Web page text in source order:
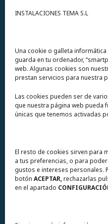
INSTALACIONES TEMA S.L
Una cookie o galleta
guarda en tu ordenador,
web. Algunas cookies son
prestan servicios para nuestra
Las cookies pueden ser de
que nuestra página web pueda
únicas que tenemos activadas
El resto de cookies sirven para
a tus preferencias, o para
gustos e intereses personales.
botón ACEPTAR,rechazarlas
en el apartado
S.L. Avda del
12200 Onda
Urgencias y